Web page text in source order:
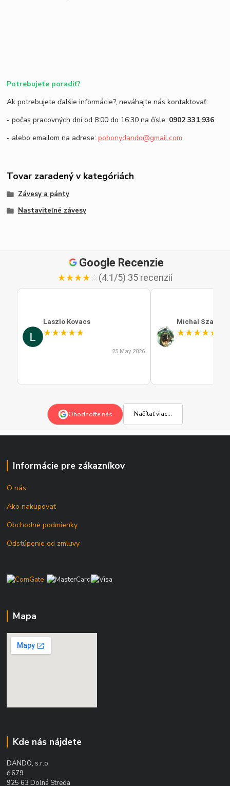
Potrebujete poradiť?
Ak potrebujete ďalšie informácie?, neváhajte nás kontaktovať:
- počas pracovných dní od 8:00 do 16:30 na čísle: 0902 331 936
- alebo emailom na adrese:pohonydando@gmail.com
Tovar zaradený v kategóriách
Závesy a pánty
Nastaviteľné závesy
Google Recenzie
★★★★☆(4.1/5) 35 recenzií
Laszlo Kovacs
★★★★★
25 May 2026
Michal Szabo
★★★★★
Ohodnoťte nás Načítať viac...
Informácie pre zákazníkov
O nás
Ako nakupovať
Obchodné podmienky
Odstúpenie od zmluvy
Mapa
Kde nás nájdete
DANDO, s.r.o.
č.679
925 63 Dolná Streda